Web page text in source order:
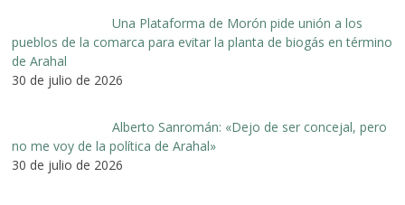
Una Plataforma de Morón pide unión a los
pueblos de la comarca para evitar la planta de biogás en término
de Arahal
30 de julio de 2026
Alberto Sanromán: «Dejo de ser concejal, pero
no me voy de la política de Arahal»
30 de julio de 2026